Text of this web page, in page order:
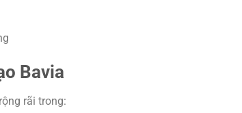
Bavia
rãi trong: